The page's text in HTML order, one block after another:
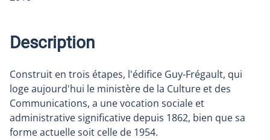
Description
Construit en trois étapes, l'édifice Guy-Frégault, qui
loge aujourd'hui le ministère de la Culture et des
Communications, a une vocation sociale et
administrative significative depuis 1862, bien que sa
forme actuelle soit celle de 1954.